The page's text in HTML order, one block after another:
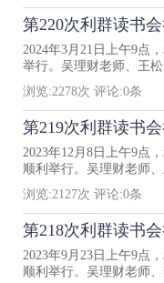
第220次利群读书
2024年3月21日上午9点
举行。吴理财老师、王
浏览:2278次 评论:0条
第219次利群读书
2023年12月8日上午9点
顺利举行。吴理财老师
浏览:2127次 评论:0条
第218次利群读书
2023年9月23日上午9点
顺利举行。吴理财老师